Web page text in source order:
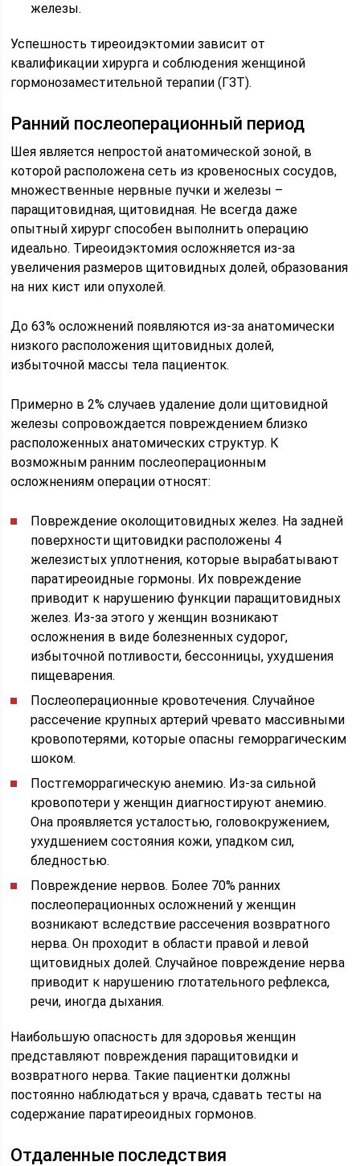
железы.
Успешность тиреоидэктомии зависит от
квалификации хирурга и соблюдения женщиной
гормонозаместительной терапии (ГЗТ).
Ранний послеоперационный период
Шея является непростой анатомической зоной, в
которой расположена сеть из кровеносных сосудов,
множественные нервные пучки и железы –
паращитовидная, щитовидная. Не всегда даже
опытный хирург способен выполнить операцию
идеально. Тиреоидэктомия осложняется из-за
увеличения размеров щитовидных долей, образования
на них кист или опухолей.
До 63% осложнений появляются из-за анатомически
низкого расположения щитовидных долей,
избыточной массы тела пациенток.
Примерно в 2% случаев удаление доли щитовидной
железы сопровождается повреждением близко
расположенных анатомических структур. К
возможным ранним послеоперационным
осложнениям операции относят:
Повреждение околощитовидных желез. На задней
поверхности щитовидки расположены 4
железистых уплотнения, которые вырабатывают
паратиреоидные гормоны. Их повреждение
приводит к нарушению функции паращитовидных
желез. Из-за этого у женщин возникают
осложнения в виде болезненных судорог,
избыточной потливости, бессонницы, ухудшения
пищеварения.
Послеоперационные кровотечения. Случайное
рассечение крупных артерий чревато массивными
кровопотерями, которые опасны геморрагическим
шоком.
Постгеморрагическую анемию. Из-за сильной
кровопотери у женщин диагностируют анемию.
Она проявляется усталостью, головокружением,
ухудшением состояния кожи, упадком сил,
бледностью.
Повреждение нервов. Более 70% ранних
послеоперационных осложнений у женщин
возникают вследствие рассечения возвратного
нерва. Он проходит в области правой и левой
щитовидных долей. Случайное повреждение нерва
приводит к нарушению глотательного рефлекса,
речи, иногда дыхания.
Наибольшую опасность для здоровья женщин
представляют повреждения паращитовидки и
возвратного нерва. Такие пациентки должны
постоянно наблюдаться у врача, сдавать тесты на
содержание паратиреоидных гормонов.
Отдаленные последствия